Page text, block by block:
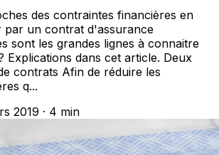
des contraintes financières en
par un contrat d'assurance
sont les grandes lignes à connaitre
Explications dans cet article. Deux
contrats Afin de réduire les
q...
2019 · 4 min